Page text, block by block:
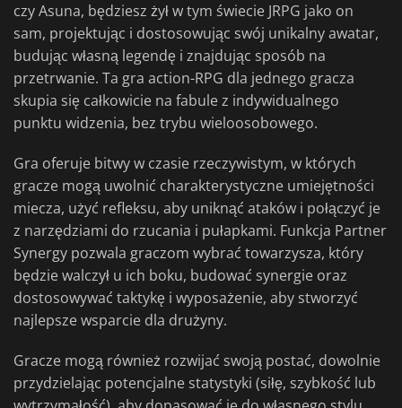
czy Asuna, będziesz żył w tym świecie JRPG jako on
sam, projektując i dostosowując swój unikalny awatar,
budując własną legendę i znajdując sposób na
przetrwanie. Ta gra action-RPG dla jednego gracza
skupia się całkowicie na fabule z indywidualnego
punktu widzenia, bez trybu wieloosobowego.
Gra oferuje bitwy w czasie rzeczywistym, w których
gracze mogą uwolnić charakterystyczne umiejętności
miecza, użyć refleksu, aby uniknąć ataków i połączyć je
z narzędziami do rzucania i pułapkami. Funkcja Partner
Synergy pozwala graczom wybrać towarzysza, który
będzie walczył u ich boku, budować synergie oraz
dostosowywać taktykę i wyposażenie, aby stworzyć
najlepsze wsparcie dla drużyny.
Gracze mogą również rozwijać swoją postać, dowolnie
przydzielając potencjalne statystyki (siłę, szybkość lub